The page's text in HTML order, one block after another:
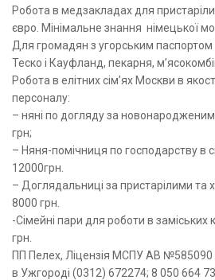
Робота в медзакладах для
євро. Мінімальне знання німецької
Для громадян з угорським паспортом
Теско і Кауфланд, пекарня,
Робота в елітних сім’ях Москви в
персоналу:
– няні по догляду за
грн;
– Няня-помічниця по господарству в
12000грн.
– Доглядальниці за пристарілими та
8000 грн.
-Сімейні пари для роботи в
грн.
ПП Пелех, Ліцензія МСПУ АВ №585090
в Ужгороді (0312) 672274; 8 050 664 73